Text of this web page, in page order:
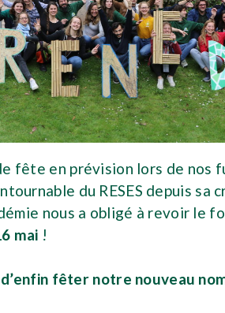
fête en prévision lors de nos
du RESES depuis sa
nous a obligé à revoir le
mai !
d’enfin fêter notre nouveau